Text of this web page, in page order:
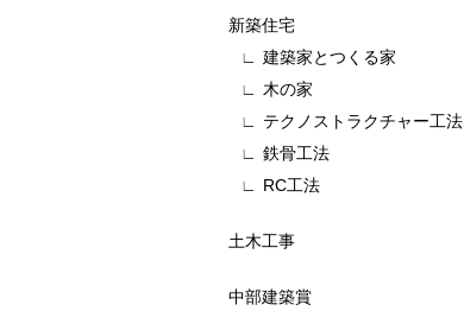
新築住宅
建築家とつくる家
木の家
テクノストラクチャー工法
鉄骨工法
RC工法
土木工事
中部建築賞